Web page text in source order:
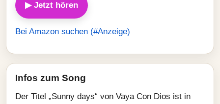
▶ Jetzt hören
Bei Amazon suchen (#Anzeige)
Infos zum Song
Der Titel „Sunny days“ von Vaya Con Dios ist in